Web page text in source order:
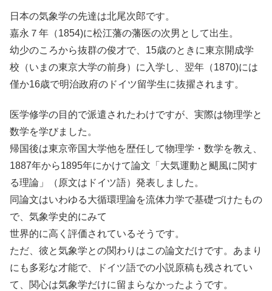
日本の気象学の先達は北尾次郎です。
嘉永７年（1854)に松江藩の藩医の次男として出生。
幼少のころから抜群の俊才で、15歳のときに東京開成学
校（いまの東京大学の前身）に入学し、翌年（1870)には
僅か16歳で明治政府のドイツ留学生に抜擢されます。
医学修学の目的で派遣されたわけですが、実際は物理学と
数学を学びました。
帰国後は東京帝国大学他を歴任して物理学・数学を教え、
1887年から1895年にかけて論文「大気運動と颶風に関す
る理論」（原文はドイツ語）発表しました。
同論文はいわゆる大循環理論を流体力学で基礎づけたもの
で、気象学史的にみて
世界的に高く評価されているそうです。
ただ、彼と気象学との関わりはこの論文だけです。あまり
にも多彩な才能で、ドイツ語での小説原稿も残されてい
て、関心は気象学だけに留まらなかったようです。